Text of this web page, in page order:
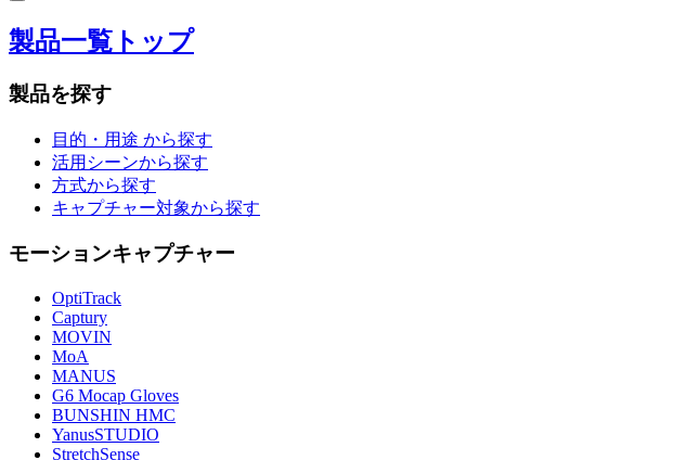
製品一覧トップ
製品を探す
目的・用途 から探す
活用シーンから探す
方式から探す
キャプチャー対象から探す
モーションキャプチャー
OptiTrack
Captury
MOVIN
MoA
MANUS
G6 Mocap Gloves
BUNSHIN HMC
YanusSTUDIO
StretchSense